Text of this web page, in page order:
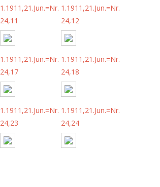
1.1911,21.Jun.=Nr.
24,11
1.1911,21.Jun.=Nr.
24,12
1.1911,21.Jun.=Nr.
24,17
1.1911,21.Jun.=Nr.
24,18
1.1911,21.Jun.=Nr.
24,23
1.1911,21.Jun.=Nr.
24,24